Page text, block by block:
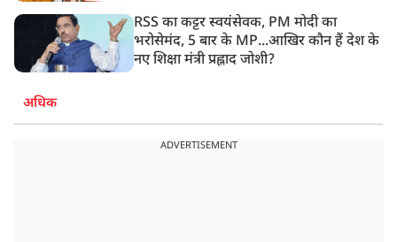
RSS का कट्टर स्वयंसेवक, PM मोदी का
भरोसेमंद, 5 बार के MP...आखिर कौन हैं देश के
नए शिक्षा मंत्री प्रह्लाद जोशी?
अधिक
ADVERTISEMENT